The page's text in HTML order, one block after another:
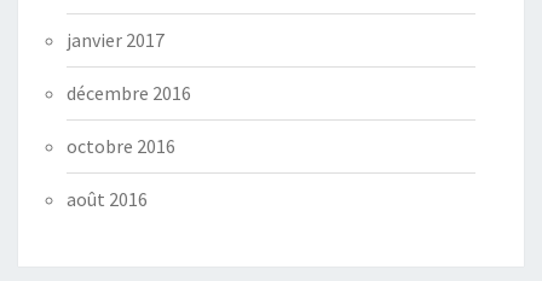
janvier 2017
décembre 2016
octobre 2016
août 2016